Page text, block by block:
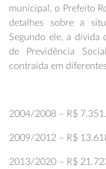
municipal, o Prefeito
detalhes sobre a
Segundo ele, a dívida
de Previdência
contraída em
2004/2008 – R$
2009/2012 – R$
2013/2020 – R$